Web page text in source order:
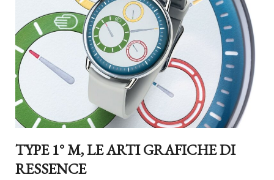
TYPE 1° M, LE ARTI GRAFICHE DI
RESSENCE